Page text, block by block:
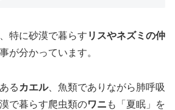
特に砂漠で暮らす リスやネズミの仲
が分かっています。
る カエル、魚類でありながら肺呼吸
漠で暮らす爬虫類のワニ も「夏眠」を